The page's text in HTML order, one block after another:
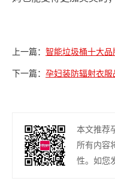
上一篇： 智能垃圾桶十大
下一篇： 孕妇装防辐射衣
本文推荐
所有内容
性。如您